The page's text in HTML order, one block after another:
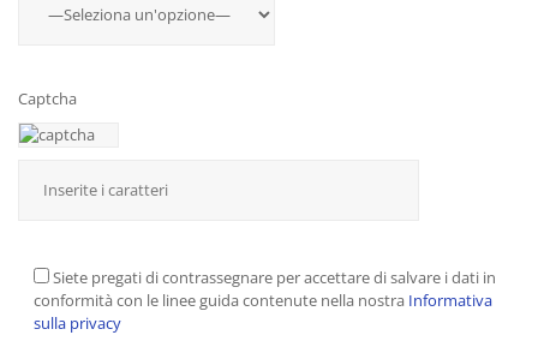
Captcha
Siete pregati di contrassegnare per accettare di salvare i dati in
conformità con le linee guida contenute nella nostra Informativa
sulla privacy